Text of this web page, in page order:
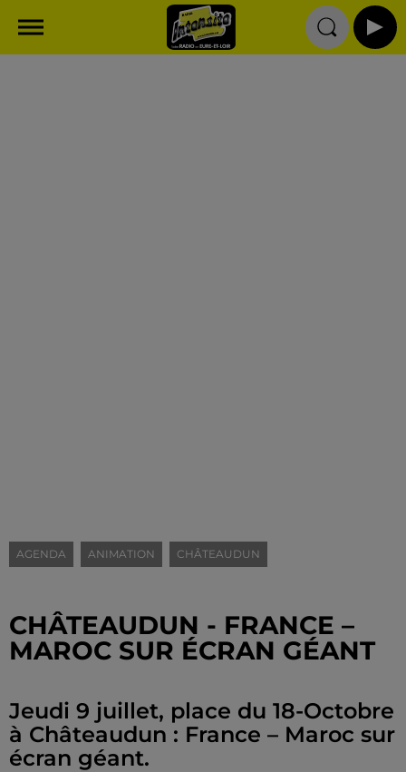
AGENDA ANIMATION CHÂTEAUDUN
CHÂTEAUDUN - FRANCE –
MAROC SUR ÉCRAN GÉANT
Jeudi 9 juillet, place du 18-Octobre
à Châteaudun : France – Maroc sur
écran géant.